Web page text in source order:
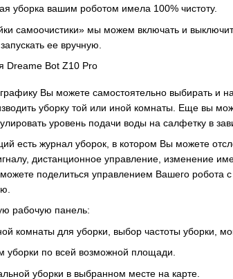
уборка вашим роботом имела 100% чистоту.
самоочистики» мы можем включать и
ее вручную.
Вы можете самостоятельно выбирать и
уборку той или иной комнаты. Еще вы
уровень подачи воды на салфетку в
есть журнал уборок, в котором Вы можете
дистанционное управление, изменение
поделиться управлением Вашего робота
рабочую панель:
комнаты для уборки, выбор частоты уборки,
уборки по всей возможной площади.
уборки в выбранном месте на карте.